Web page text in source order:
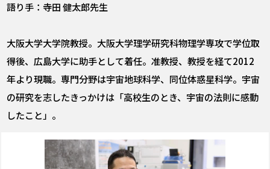
語り手：寺田 健太郎先生
大阪大学大学院教授。大阪大学理学研究科物理学専攻で学位取
得後、広島大学に助手として着任。准教授、教授を経て2012
年より現職。専門分野は宇宙地球科学、同位体惑星科学。宇宙
の研究を志したきっかけは「高校生のとき、宇宙の法則に感動
したこと」。